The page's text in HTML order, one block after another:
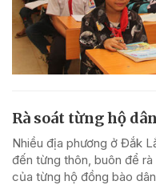
Rà soát từng hộ
Nhiều địa phương ở Đắk
đến từng thôn, buôn để
của từng hộ đồng bào